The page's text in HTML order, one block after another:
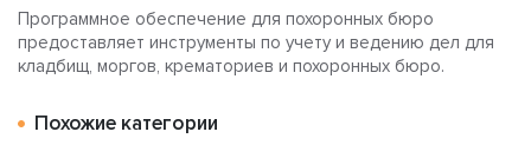
Программное обеспечение для похоронных бюро
предоставляет инструменты по учету и ведению дел для
кладбищ, моргов, крематориев и похоронных бюро.
Похожие категории